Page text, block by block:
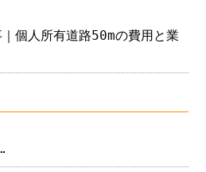
個人所有道路50mの費用と業